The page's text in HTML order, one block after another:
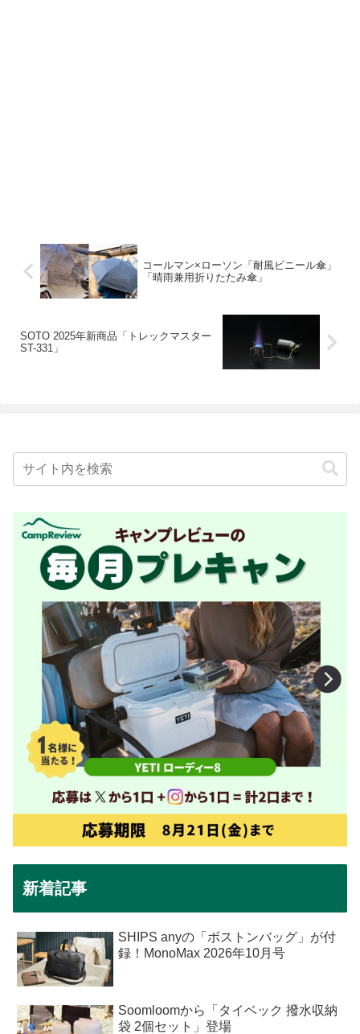
コールマン×ローソン「耐風ビニール傘」
「晴雨兼用折りたたみ傘」
SOTO 2025年新商品「トレックマスター
ST-331」
新着記事
SHIPS anyの「ボストンバッグ」が付
録！MonoMax 2026年10月号
Soomloomから「タイベック 撥水収納
袋 2個セット」登場